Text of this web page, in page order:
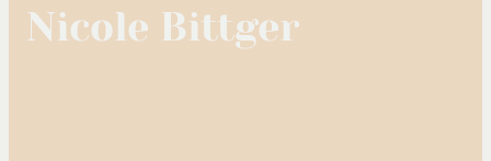
Nicole Bittger